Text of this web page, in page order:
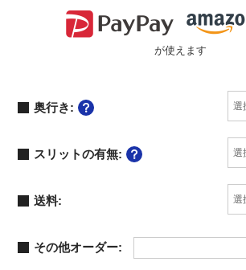
が使えます
奥行き:
スリットの有無:
送料:
その他オーダー: